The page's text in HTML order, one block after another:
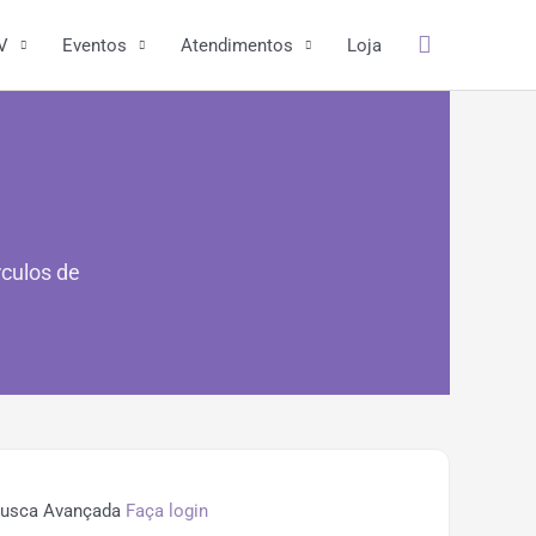
Eventos Atendimentos Loja Pesquisar
de
Avançada Faça login